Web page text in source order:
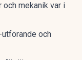
mekanik var i
och